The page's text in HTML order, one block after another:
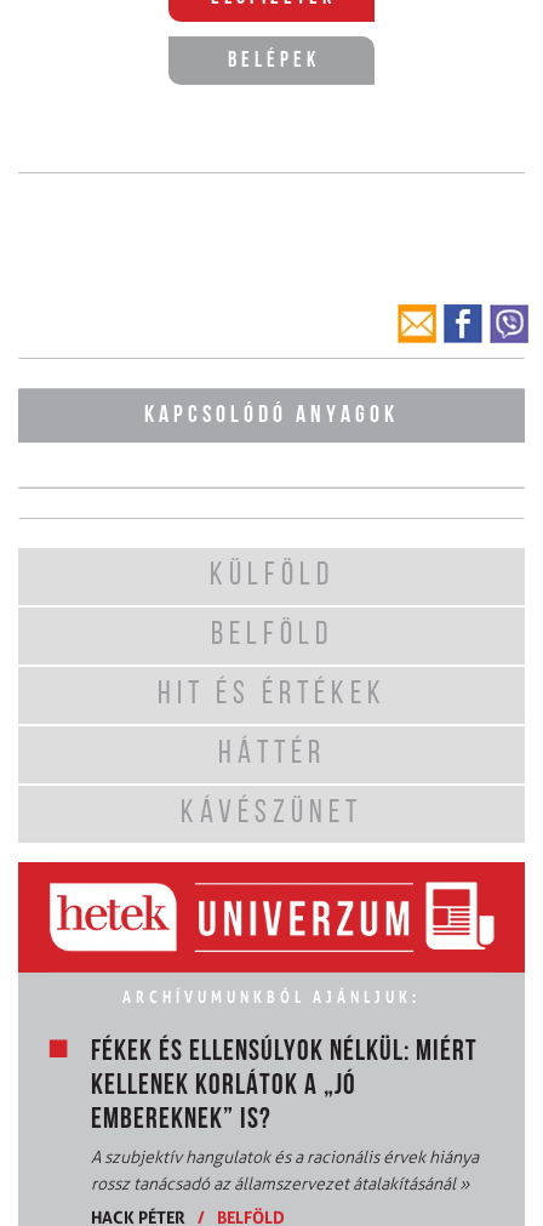
Belépek
KAPCSOLÓDÓ ANYAGOK
KÜLFÖLD
BELFÖLD
HIT ÉS ÉRTÉKEK
HÁTTÉR
KÁVÉSZÜNET
ARCHÍVUMUNKBÓL AJÁNLJUK:
FÉKEK ÉS ELLENSÚLYOK NÉLKÜL: MIÉRT
KELLENEK KORLÁTOK A „JÓ
EMBEREKNEK” IS?
A szubjektív hangulatok és a racionális érvek hiánya
rossz tanácsadó az államszervezet átalakításánál»
HACK PÉTER
/ BELFÖLD